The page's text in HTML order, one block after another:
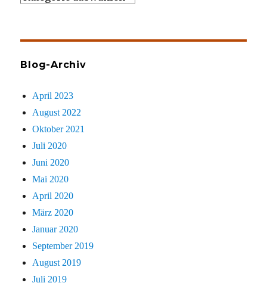
Blog-Archiv
April 2023
August 2022
Oktober 2021
Juli 2020
Juni 2020
Mai 2020
April 2020
März 2020
Januar 2020
September 2019
August 2019
Juli 2019